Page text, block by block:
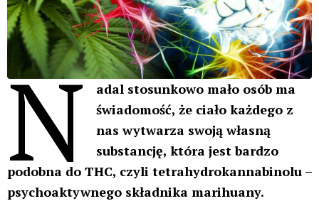
N
adal stosunkowo mało osób ma
świadomość, że ciało każdego z
nas wytwarza swoją własną
substancję, która jest bardzo
podobna do THC, czyli tetrahydrokannabinolu –
psychoaktywnego składnika marihuany.